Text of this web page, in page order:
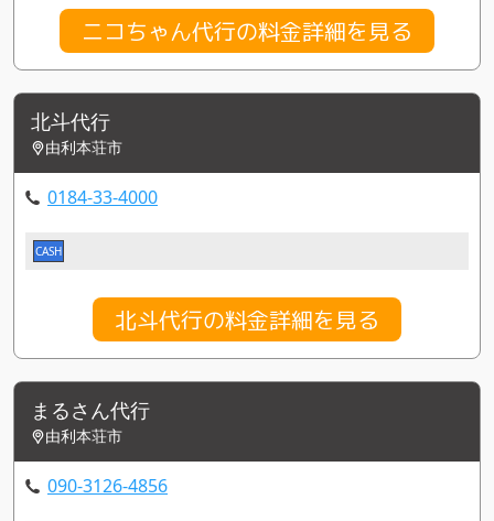
ニコちゃん代行の料金詳細を見る
北斗代行
由利本荘市
0184-33-4000
CASH
北斗代行の料金詳細を見る
まるさん代行
由利本荘市
090-3126-4856